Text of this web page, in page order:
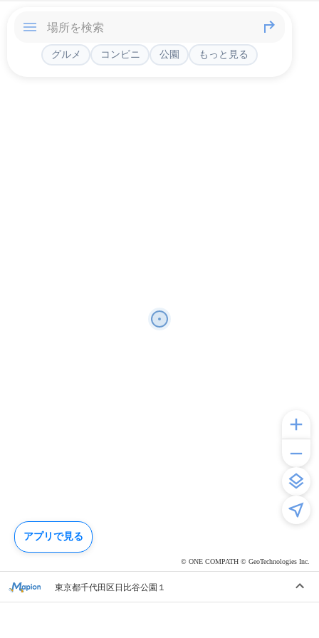
© ONE COMPATH © GeoTechnologies Inc.
グルメ コンビニ 公園 もっと見る
東京都千代田区日比谷公園１
アプリで見る